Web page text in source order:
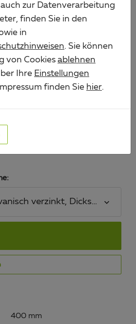
zur Datenverarbeitung
finden Sie in den
in
. Sie können
von Cookies ablehnen
Ihre Einstellungen
finden Sie hier.
GERADE,
ABGERUNDET
verzinkt,
400 mm